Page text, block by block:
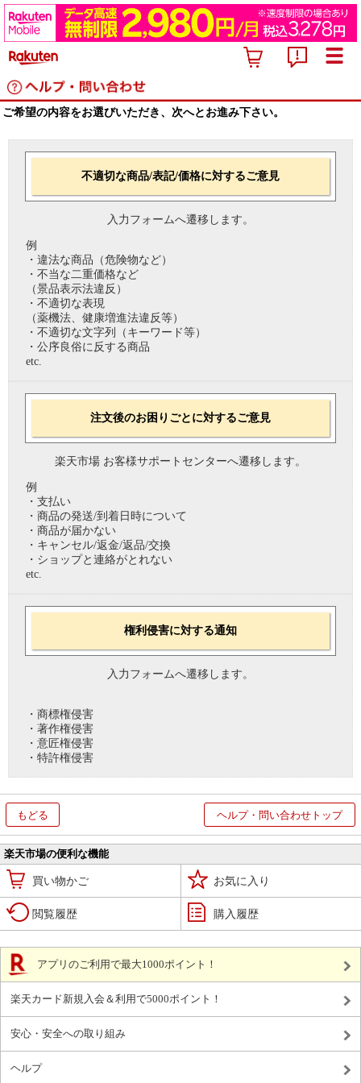
ご希望の内容をお選びいただき、次へとお進み下さい。
不適切な商品/表記/価格に対するご意見
入力フォームへ遷移します。
例
・違法な商品（危険物など）
・不当な二重価格など
（景品表示法違反）
・不適切な表現
（薬機法、健康増進法違反等）
・不適切な文字列（キーワード等）
・公序良俗に反する商品
etc.
注文後のお困りごとに対するご意見
楽天市場 お客様サポートセンターへ遷移します。
例
・支払い
・商品の発送/到着日時について
・商品が届かない
・キャンセル/返金/返品/交換
・ショップと連絡がとれない
etc.
権利侵害に対する通知
入力フォームへ遷移します。
・商標権侵害
・著作権侵害
・意匠権侵害
・特許権侵害
もどる ヘルプ・問い合わせトップ
楽天市場の便利な機能
買い物かご お気に入り
閲覧履歴 購入履歴
アプリのご利用で最大1000ポイント！
楽天カード新規入会＆利用で5000ポイント！
安心・安全への取り組み
ヘルプ